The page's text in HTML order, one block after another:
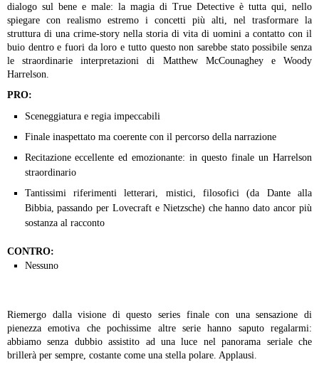
dialogo sul bene e male: la magia di True Detective è tutta qui, nello
spiegare con realismo estremo i concetti più alti, nel trasformare la
struttura di una crime-story nella storia di vita di uomini a contatto con il
buio dentro e fuori da loro e tutto questo non sarebbe stato possibile senza
le straordinarie interpretazioni di Matthew McCounaghey e Woody
Harrelson.
PRO:
Sceneggiatura e regia impeccabili
Finale inaspettato ma coerente con il percorso della narrazione
Recitazione eccellente ed emozionante: in questo finale un Harrelson
straordinario
Tantissimi riferimenti letterari, mistici, filosofici (da Dante alla
Bibbia, passando per Lovecraft e Nietzsche) che hanno dato ancor più
sostanza al racconto
CONTRO:
Nessuno
Riemergo dalla visione di questo series finale con una sensazione di
pienezza emotiva che pochissime altre serie hanno saputo regalarmi:
abbiamo senza dubbio assistito ad una luce nel panorama seriale che
brillerà per sempre, costante come una stella polare. Applausi.